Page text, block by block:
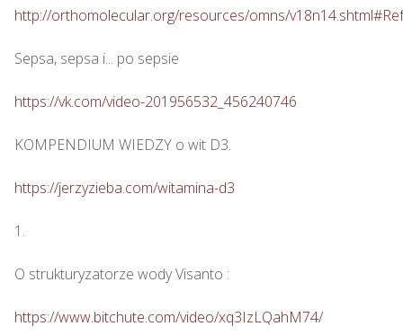
http://orthomolecular.org/resources/omns/
Sepsa, sepsa i... po sepsie
https://vk.com/video-201956532_456240746
KOMPENDIUM WIEDZY o wit D3.
https://jerzyzieba.com/witamina-d3
1.
O strukturyzatorze wody Visanto :
https://www.bitchute.com/video/xq3IzLQahM74/